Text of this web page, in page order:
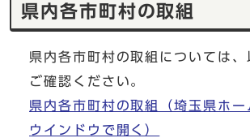
県内各市町村の取組
県内各市町村の取組については、
ご確認ください。
県内各市町村の取組（埼玉県ホー
ウインドウで開く）